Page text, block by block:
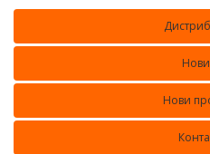
Нови